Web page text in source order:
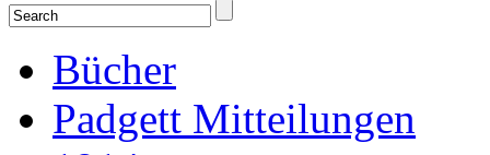
Bücher
Padgett Mitteilungen